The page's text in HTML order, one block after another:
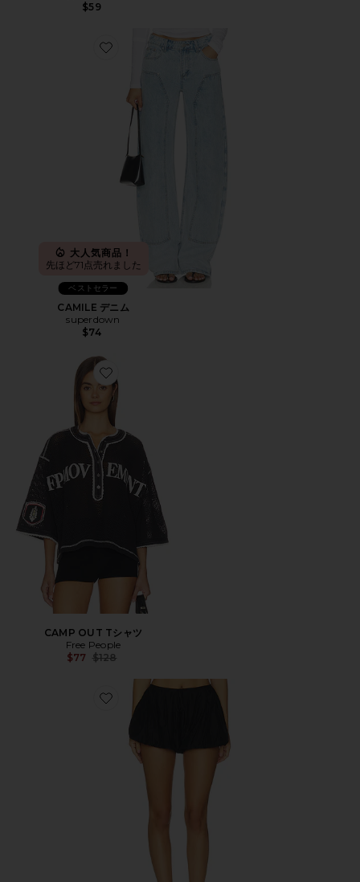
$59
Favorite CAMILE デニム
大人気商品！
先ほど71点売れました
ベストセラー
CAMILE デニム
superdown
$74
Favorite CAMP OUT Tシャツ
CAMP OUT Tシャツ
Free People
$77 Previous price:
$128
Favorite CADEN ショートパンツ